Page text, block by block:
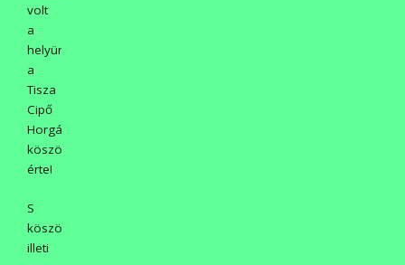
volt
a
helyünk
a
Tisza
Cipő
Horgásztanyán,
köszönet
érte!
S
köszönet
illeti